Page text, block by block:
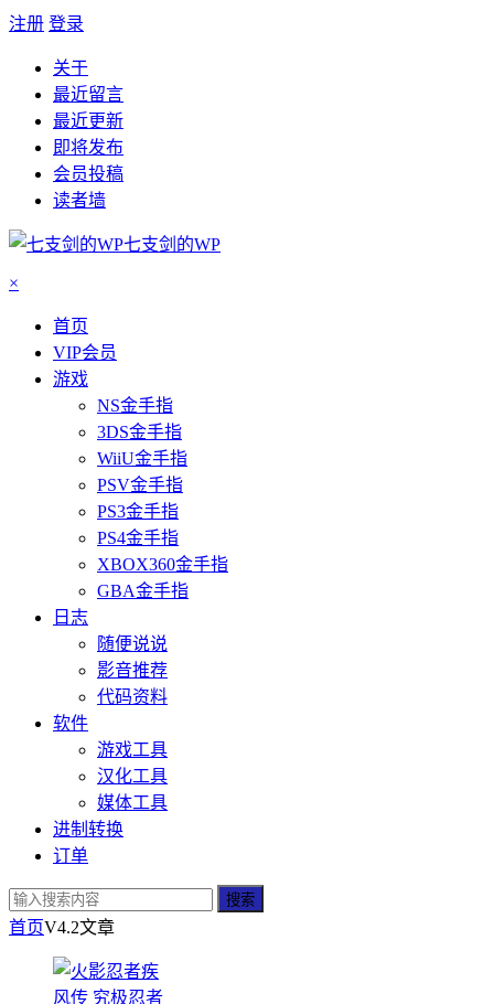
注册 登录
关于
最近留言
最近更新
即将发布
会员投稿
读者墙
七支剑的WP
×
首页
VIP会员
游戏
NS金手指
3DS金手指
WiiU金手指
PSV金手指
PS3金手指
PS4金手指
XBOX360金手指
GBA金手指
日志
随便说说
影音推荐
代码资料
软件
游戏工具
汉化工具
媒体工具
进制转换
订单
搜索
首页V4.2文章